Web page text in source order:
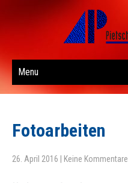
Menu
Fotoarbeiten
26. April 2016 Keine Kommentare